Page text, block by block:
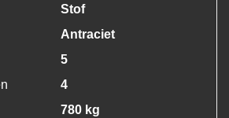
Stof
Antraciet
5
4
780 kg